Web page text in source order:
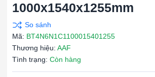
1000x1540x1255mm
Mã: BT4N6N1C1100015401255
Thương hiệu: AAF
Tình trạng: Còn hàng